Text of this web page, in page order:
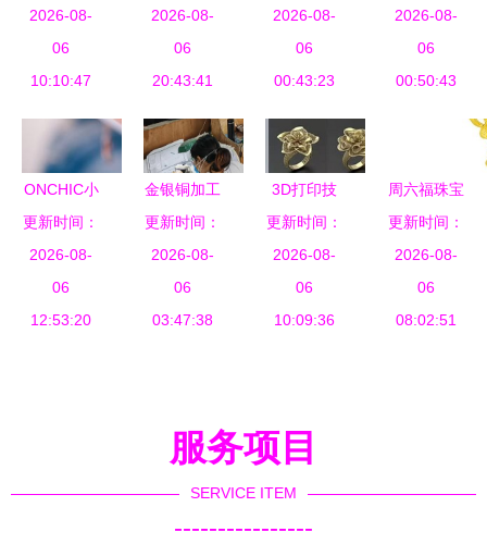
的名片哲学
2026-08-
06
10:10:47
项目市场分
析
2026-08-
06
20:43:41
TOP排行榜
与翡翠成品
选购指南
2026-08-
06
00:43:23
首饰零售品
牌深度对比
解析
2026-08-
06
00:50:43
ONCHIC小
心诗创新首
饰新零售，
珠宝行业迎
来“小心
更新时间：
2026-08-
06
12:53:20
金银铜加工
首饰厂 珠
宝首饰零售
的全链条破
局之道
更新时间：
2026-08-
06
03:47:38
3D打印技
术 引领珠
宝首饰与文
具用品零售
的变革
更新时间：
2026-08-
06
10:09:36
周六福珠宝
与黄金回收
市场分析
兼论文具用
品零售的行
更新时间：
2026-08-
06
08:02:51
服务项目
SERVICE ITEM
----------------